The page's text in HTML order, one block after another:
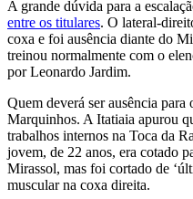
A grande dúvida para a
entre os titulares. O lateral-
coxa e foi ausência diante do
treinou normalmente com o
por Leonardo Jardim.
Quem deverá ser ausência
Marquinhos. A Itatiaia apurou
trabalhos internos na Toca da
jovem, de 22 anos, era cotado
Mirassol, mas foi cortado de
muscular na coxa direita.